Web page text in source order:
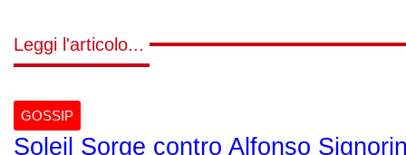
Leggi l'articolo...
GOSSIP
Soleil Sorge contro Alfonso